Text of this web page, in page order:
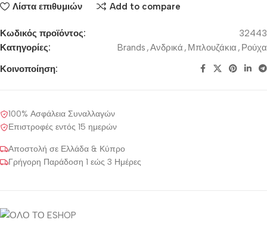
Λίστα επιθυμιών Add to compare
Κωδικός προϊόντος:
32443
Κατηγορίες:
Brands ,Ανδρικά , Μπλουζάκια , Ρούχα
Κοινοποίηση:
100% Ασφάλεια Συναλλαγών
Επιστροφές εντός 15 ημερών
Αποστολή σε Ελλάδα & Κύπρο
Γρήγορη Παράδοση 1 εώς 3 Ημέρες